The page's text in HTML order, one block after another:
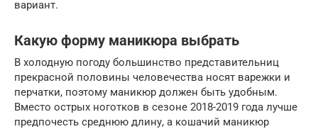
вариант.
Какую форму маникюра выбрать
В холодную погоду большинство представительниц
прекрасной половины человечества носят варежки и
перчатки, поэтому маникюр должен быть удобным.
Вместо острых ноготков в сезоне 2018-2019 года лучше
предпочесть среднюю длину, а кошачий маникюр